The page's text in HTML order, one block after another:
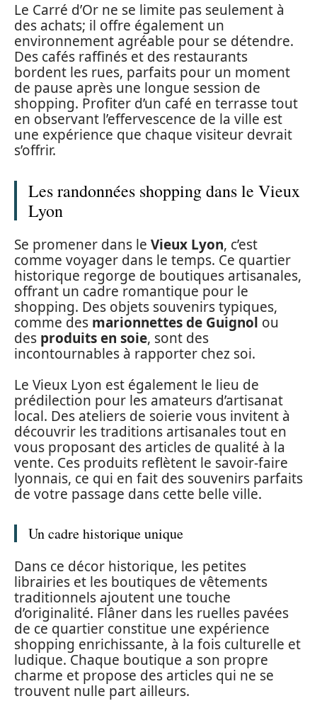
Le Carré d’Or ne se limite pas seulement à
des achats; il offre également un
environnement agréable pour se détendre.
Des cafés raffinés et des restaurants
bordent les rues, parfaits pour un moment
de pause après une longue session de
shopping. Profiter d’un café en terrasse tout
en observant l’effervescence de la ville est
une expérience que chaque visiteur devrait
s’offrir.
Les randonnées shopping dans le Vieux
Lyon
Se promener dans le Vieux Lyon, c’est
comme voyager dans le temps. Ce quartier
historique regorge de boutiques artisanales,
offrant un cadre romantique pour le
shopping. Des objets souvenirs typiques,
comme des marionnettes de Guignol ou
des produits en soie, sont des
incontournables à rapporter chez soi.
Le Vieux Lyon est également le lieu de
prédilection pour les amateurs d’artisanat
local. Des ateliers de soierie vous invitent à
découvrir les traditions artisanales tout en
vous proposant des articles de qualité à la
vente. Ces produits reflètent le savoir-faire
lyonnais, ce qui en fait des souvenirs parfaits
de votre passage dans cette belle ville.
Un cadre historique unique
Dans ce décor historique, les petites
librairies et les boutiques de vêtements
traditionnels ajoutent une touche
d’originalité. Flâner dans les ruelles pavées
de ce quartier constitue une expérience
shopping enrichissante, à la fois culturelle et
ludique. Chaque boutique a son propre
charme et propose des articles qui ne se
trouvent nulle part ailleurs.